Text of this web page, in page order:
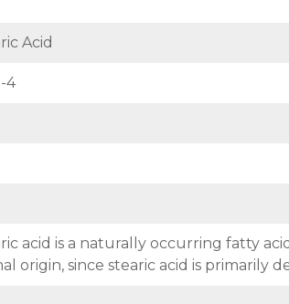
Acid
4
acid is a naturally occurring fatty
origin, since stearic acid is primarily